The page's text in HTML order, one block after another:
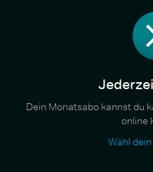
Dein Monatsabo kannst du
online
Wähl